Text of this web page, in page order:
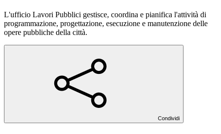
L'ufficio Lavori Pubblici gestisce, coordina e pianifica l'attività di
programmazione, progettazione, esecuzione e manutenzione delle
opere pubbliche della città.
Condividi